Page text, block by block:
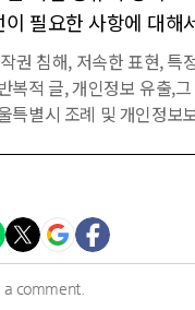
필요한 사항에 대해
권 침해, 저속한 표현,
복적 글, 개인정보 유출,
특별시 조례 및 개인정